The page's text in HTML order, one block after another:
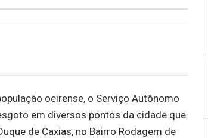
oeirense, o Serviço Autônomo
em diversos pontos da cidade que
de Caxias, no Bairro Rodagem de